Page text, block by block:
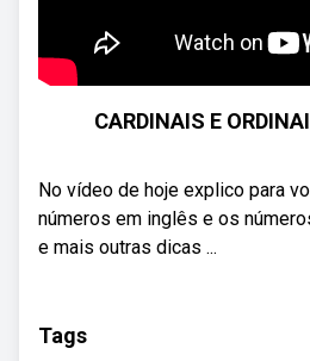
CARDINAIS E
No vídeo de hoje explico para
números em inglês e os
e mais outras dicas ...
Tags